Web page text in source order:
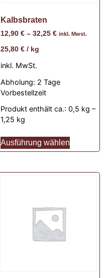
Kalbsbraten
12,90 € – 32,25 € inkl. Mwst.
25,80 € / kg
inkl. MwSt.
Abholung: 2 Tage
Vorbestellzeit
Produkt enthält ca.: 0,5 kg –
1,25 kg
Ausführung wählen